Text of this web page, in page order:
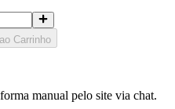
Carrinho
manual pelo site via chat.